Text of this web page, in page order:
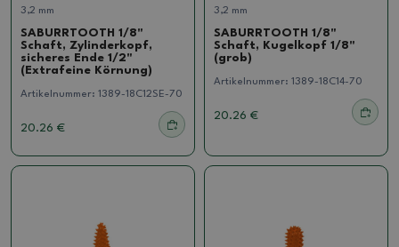
3,2 mm
SABURRTOOTH 1/8"
Schaft, Zylinderkopf,
sicheres Ende 1/2"
(Extrafeine Körnung)
Artikelnummer: 1389-18C12SE-70
20.26 €
3,2 mm
SABURRTOOTH 1/8"
Schaft, Kugelkopf 1/8"
(grob)
Artikelnummer: 1389-18C14-70
20.26 €